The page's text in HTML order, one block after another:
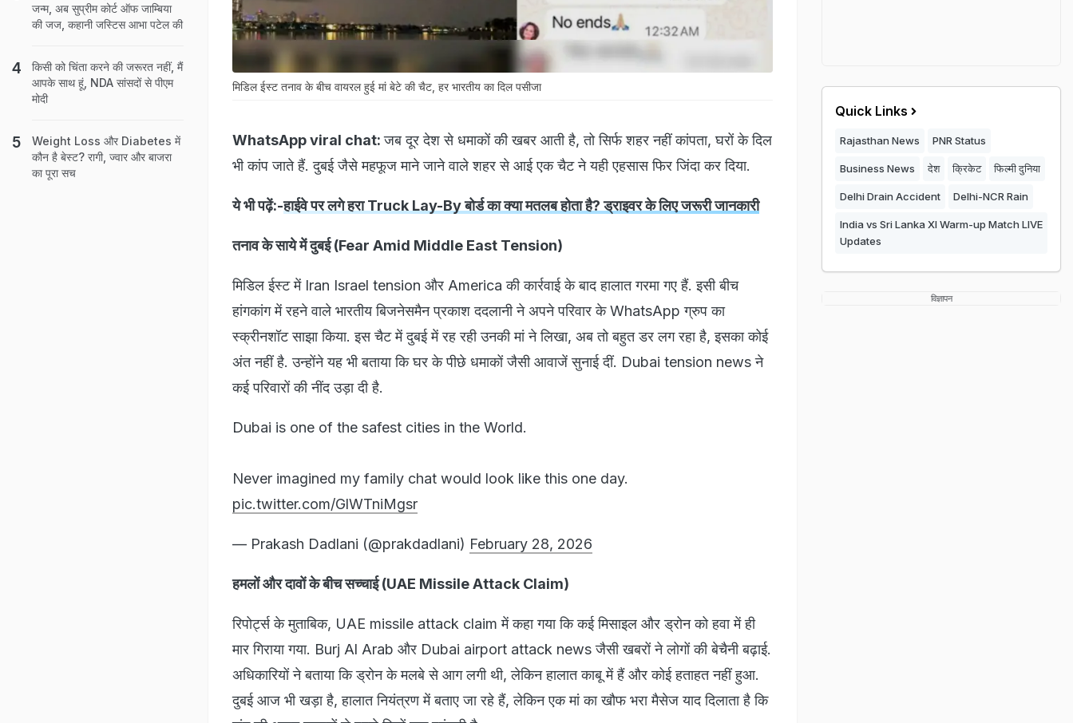
मिडिल ईस्ट तनाव के बीच वायरल हुई मां बेटे की चैट, हर भारतीय का दिल पसीजा
WhatsApp viral chat:जब दूर देश से धमाकों की खबर आती है, तो सिर्फ शहर नहीं कांपता, घरों के दिल
भी कांप जाते हैं. दुबई जैसे महफूज माने जाने वाले शहर से आई एक चैट ने यही एहसास फिर जिंदा कर दिया.
ये भी पढ़ें:-हाईवे पर लगे हरा Truck Lay-By बोर्ड का क्या मतलब होता है? ड्राइवर के लिए जरूरी जानकारी
तनाव के साये में दुबई (Fear Amid Middle East Tension)
मिडिल ईस्ट में Iran Israel tension और America की कार्रवाई के बाद हालात गरमा गए हैं. इसी बीच
हांगकांग में रहने वाले भारतीय बिजनेसमैन प्रकाश ददलानी ने अपने परिवार के WhatsApp ग्रुप का
स्क्रीनशॉट साझा किया. इस चैट में दुबई में रह रही उनकी मां ने लिखा, अब तो बहुत डर लग रहा है, इसका कोई
अंत नहीं है. उन्होंने यह भी बताया कि घर के पीछे धमाकों जैसी आवाजें सुनाई दीं. Dubai tension news ने
कई परिवारों की नींद उड़ा दी है.
Dubai is one of the safest cities in the World.
Never imagined my family chat would look like this one day.
pic.twitter.com/GlWTniMgsr
— Prakash Dadlani (@prakdadlani) February 28, 2026
हमलों और दावों के बीच सच्चाई (UAE Missile Attack Claim)
रिपोर्ट्स के मुताबिक, UAE missile attack claim में कहा गया कि कई मिसाइल और ड्रोन को हवा में ही
मार गिराया गया. Burj Al Arab और Dubai airport attack news जैसी खबरों ने लोगों की बेचैनी बढ़ाई.
अधिकारियों ने बताया कि ड्रोन के मलबे से आग लगी थी, लेकिन हालात काबू में हैं और कोई हताहत नहीं हुआ.
दुबई आज भी खड़ा है, हालात नियंत्रण में बताए जा रहे हैं, लेकिन एक मां का खौफ भरा मैसेज याद दिलाता है कि
जन्म, अब सुप्रीम कोर्ट ऑफ जाम्बिया
की जज, कहानी जस्टिस आभा पटेल की
किसी को चिंता करने की जरूरत नहीं, मैं
आपके साथ हूं, NDA सांसदों से पीएम
मोदी
Weight Loss और Diabetes में
कौन है बेस्ट? रागी, ज्वार और बाजरा
का पूरा सच
Quick Links
Rajasthan News PNR Status
Business News देश क्रिकेट फिल्मी दुनिया
Delhi Drain Accident Delhi-NCR Rain
India vs Sri Lanka XI Warm-up Match LIVE
Updates
विज्ञापन